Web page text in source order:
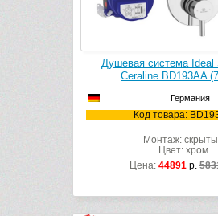
Душевая система Ideal
Ceraline BD193AA
Германия
Код товара:
Монтаж:
Цвет: хром
Цена: 44891р.